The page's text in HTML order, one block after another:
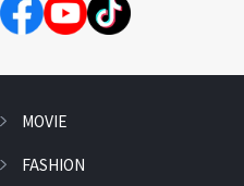
MOVIE
FASHION